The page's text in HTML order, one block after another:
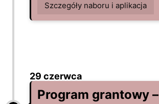
Szczegóły naboru i aplikacja
29 czerwca
Program grantowy –